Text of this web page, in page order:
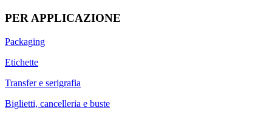
PER APPLICAZIONE
Packaging
Etichette
Transfer e serigrafia
Biglietti, cancelleria e buste